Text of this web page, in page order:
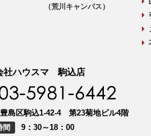
（荒川キャンパス）
社ハウスマ 駒込店
島区駒込1-42-4 第23菊地ビル4階
間 9：30～18：00